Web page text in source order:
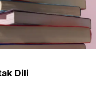
Dili